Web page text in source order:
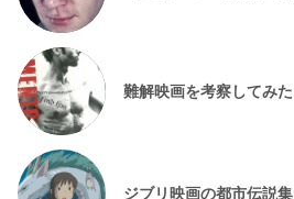
難解映画を考察してみた
ジブリ映画の都市伝説集